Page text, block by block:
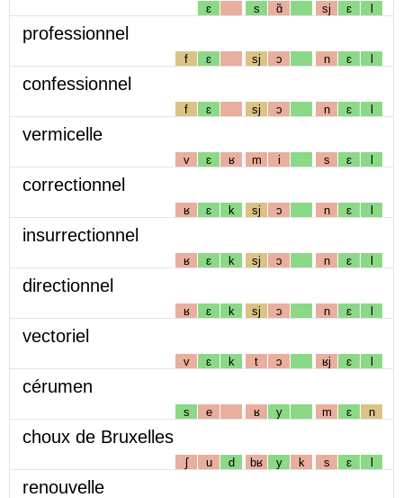
ɛ s ɑ̃ sj ɛ l
professionnel
f ɛ sj ɔ n ɛ l
confessionnel
f ɛ sj ɔ n ɛ l
vermicelle
v ɛ ʁ m i s ɛ l
correctionnel
ʁ ɛ k sj ɔ n ɛ l
insurrectionnel
ʁ ɛ k sj ɔ n ɛ l
directionnel
ʁ ɛ k sj ɔ n ɛ l
vectoriel
v ɛ k t ɔ ʁj ɛ l
cérumen
s e ʁ y m ɛ n
choux de Bruxelles
ʃ u d bʁ y k s ɛ l
renouvelle